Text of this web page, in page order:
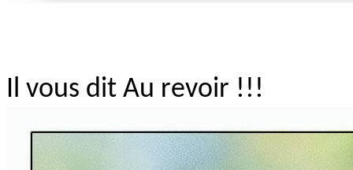
Il vous dit Au revoir !!!